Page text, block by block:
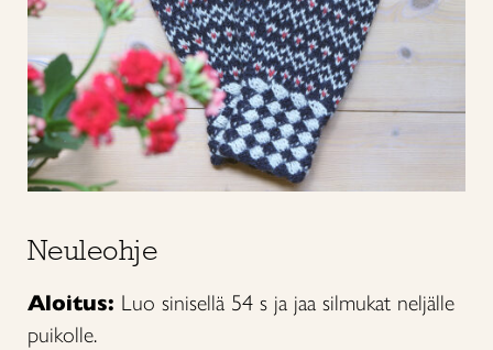
Neuleohje
Aloitus: Luo sinisellä 54 s ja jaa silmukat neljälle
puikolle.